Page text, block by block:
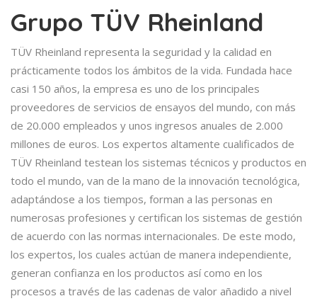
Grupo TÜV Rheinland
TÜV Rheinland representa la seguridad y la calidad en
prácticamente todos los ámbitos de la vida. Fundada hace
casi 150 años, la empresa es uno de los principales
proveedores de servicios de ensayos del mundo, con más
de 20.000 empleados y unos ingresos anuales de 2.000
millones de euros. Los expertos altamente cualificados de
TÜV Rheinland testean los sistemas técnicos y productos en
todo el mundo, van de la mano de la innovación tecnológica,
adaptándose a los tiempos, forman a las personas en
numerosas profesiones y certifican los sistemas de gestión
de acuerdo con las normas internacionales. De este modo,
los expertos, los cuales actúan de manera independiente,
generan confianza en los productos así como en los
procesos a través de las cadenas de valor añadido a nivel